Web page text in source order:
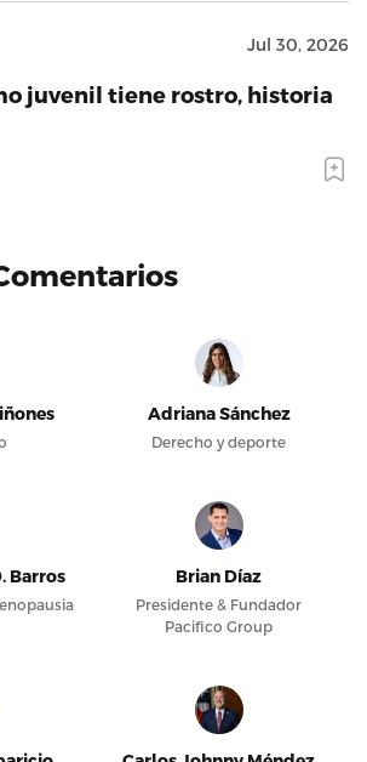
Jul 30, 2026
juvenil tiene rostro, historia
Adriana Sánchez
Derecho y deporte
Barros Brian Díaz
Presidente & Fundador
Pacifico Group